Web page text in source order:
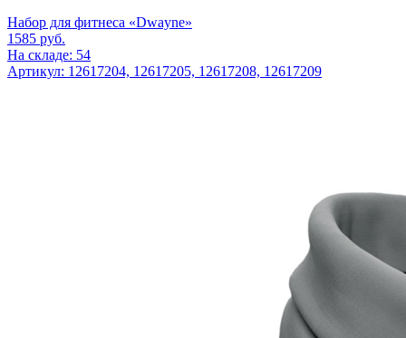
Набор для фитнеса «Dwayne»
1585 руб.
На складе: 54
Артикул: 12617204, 12617205, 12617208, 12617209